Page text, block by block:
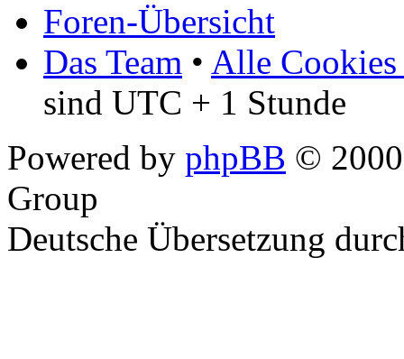
Foren-Übersicht
Das Team • Alle Cookies
sind UTC + 1 Stunde
Powered by phpBB ©
Group
Deutsche Übersetzung